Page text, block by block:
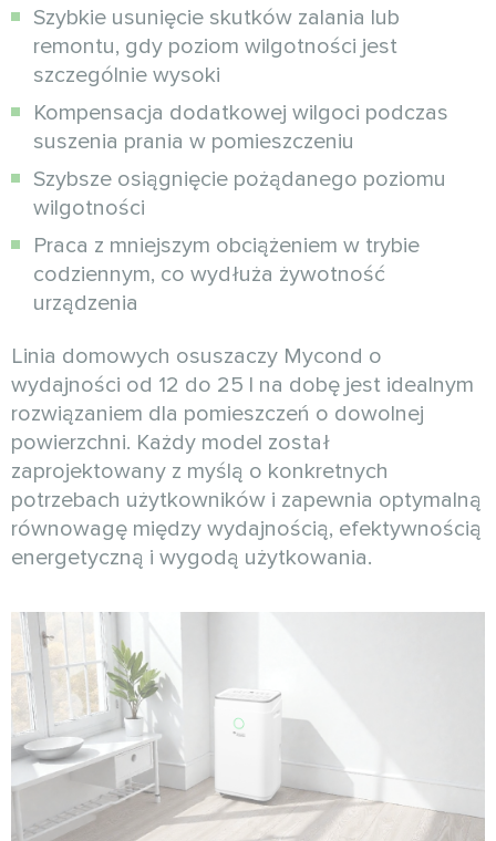
Szybkie usunięcie skutków zalania lub
remontu, gdy poziom wilgotności jest
szczególnie wysoki
Kompensacja dodatkowej wilgoci podczas
suszenia prania w pomieszczeniu
Szybsze osiągnięcie pożądanego poziomu
wilgotności
Praca z mniejszym obciążeniem w trybie
codziennym, co wydłuża żywotność
urządzenia
Linia domowych osuszaczy Mycond o
wydajności od 12 do 25 l na dobę jest idealnym
rozwiązaniem dla pomieszczeń o dowolnej
powierzchni. Każdy model został
zaprojektowany z myślą o konkretnych
potrzebach użytkowników i zapewnia optymalną
równowagę między wydajnością, efektywnością
energetyczną i wygodą użytkowania.